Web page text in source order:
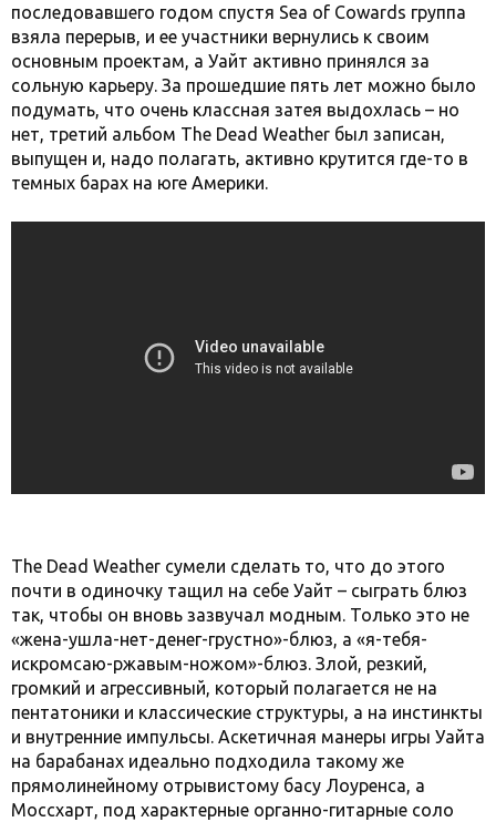
последовавшего годом спустя Sea of Cowards группа
взяла перерыв, и ее участники вернулись к своим
основным проектам, а Уайт активно принялся за
сольную карьеру. За прошедшие пять лет можно было
подумать, что очень классная затея выдохлась – но
нет, третий альбом The Dead Weather был записан,
выпущен и, надо полагать, активно крутится где-то в
темных барах на юге Америки.
The Dead Weather сумели сделать то, что до этого
почти в одиночку тащил на себе Уайт – сыграть блюз
так, чтобы он вновь зазвучал модным. Только это не
«жена-ушла-нет-денег-грустно»-блюз, а «я-тебя-
искромсаю-ржавым-ножом»-блюз. Злой, резкий,
громкий и агрессивный, который полагается не на
пентатоники и классические структуры, а на инстинкты
и внутренние импульсы. Аскетичная манеры игры Уайта
на барабанах идеально подходила такому же
прямолинейному отрывистому басу Лоуренса, а
Моссхарт, под характерные органно-гитарные соло